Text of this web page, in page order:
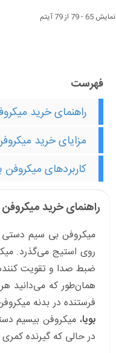
نمایش 65 - 79 از 79 آیتم
فهرست
راهنمای خرید
مزایای خرید
کاربردهای
راهنمای خرید
روی استیج می‌گذرد.
ضبط صدا و تقویت
همان‌طور که می‌دانید
فرستنده در بدنه
بویا، میکروفن بیسیم
در حالی که گیرنده